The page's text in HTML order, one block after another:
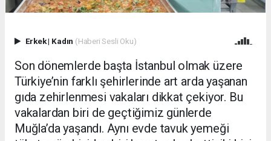
Erkek| Kadın (Haberi Sesli Oku)
Son dönemlerde başta İstanbul olmak üzere
Türkiye’nin farklı şehirlerinde art arda yaşanan
gıda zehirlenmesi vakaları dikkat çekiyor. Bu
vakalardan biri de geçtiğimiz günlerde
Muğla’da yaşandı. Aynı evde tavuk yemeği